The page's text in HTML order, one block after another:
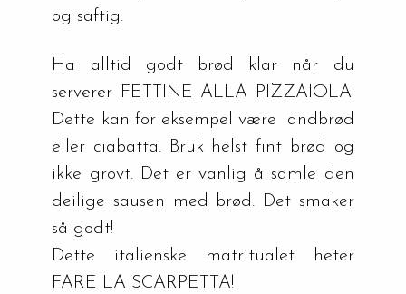
og saftig.
Ha alltid godt brød klar når du
serverer FETTINE ALLA PIZZAIOLA!
Dette kan for eksempel være landbrød
eller ciabatta. Bruk helst fint brød og
ikke grovt. Det er vanlig å samle den
deilige sausen med brød. Det smaker
så godt!
Dette italienske matritualet heter
FARE LA SCARPETTA!